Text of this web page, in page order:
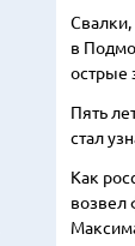
Свалки,
в
острые
Пять
стал
Как
возвел